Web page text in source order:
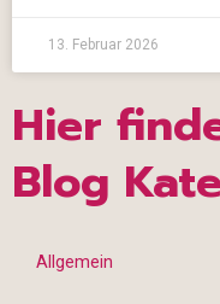
13. Februar 2026
Hier
Blog
Allgemein